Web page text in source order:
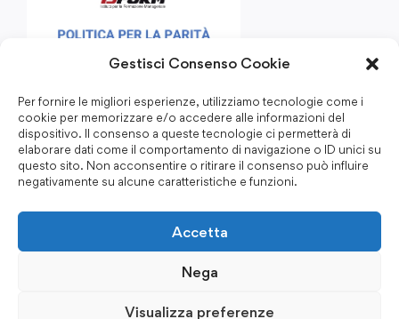
Gestisci Consenso Cookie
Per fornire le migliori esperienze, utilizziamo tecnologie come i
cookie per memorizzare e/o accedere alle informazioni del
dispositivo. Il consenso a queste tecnologie ci permetterà di
elaborare dati come il comportamento di navigazione o ID unici su
questo sito. Non acconsentire o ritirare il consenso può influire
negativamente su alcune caratteristiche e funzioni.
Accetta
Nega
Visualizza preferenze